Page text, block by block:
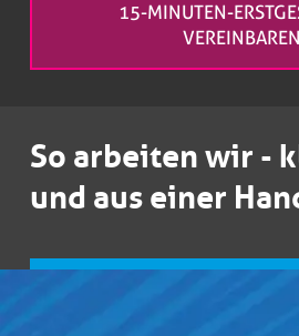
15-MINUTEN-
VEREINBAREN
So arbeiten wir -
und aus einer